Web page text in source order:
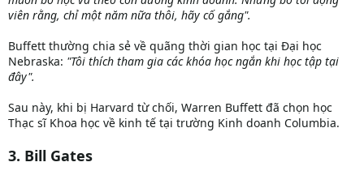
viên rằng, chỉ một năm nữa thôi, hãy cố gắng".
Buffett thường chia sẻ về quãng thời gian học tại Đại học
Nebraska: "Tôi thích tham gia các khóa học ngắn khi học tập tại
đây".
Sau này, khi bị Harvard từ chối, Warren Buffett đã chọn học
Thạc sĩ Khoa học về kinh tế tại trường Kinh doanh Columbia.
3. Bill Gates